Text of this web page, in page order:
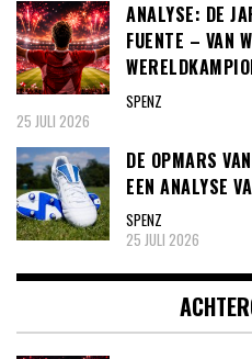
ANALYSE: DE
FUENTE – VAN
SPENZ
25 JULI 2026
DE OPMARS
EEN ANALYSE
SPENZ
25 JULI 2026